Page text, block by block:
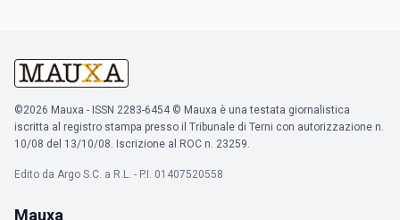
©2026 Mauxa - ISSN 2283-6454 © Mauxa è una testata giornalistica
iscritta al registro stampa presso il Tribunale di Terni con autorizzazione n.
10/08 del 13/10/08. Iscrizione al ROC n. 23259.
Edito da Argo S.C. a R.L. - P.I. 01407520558
Mauxa